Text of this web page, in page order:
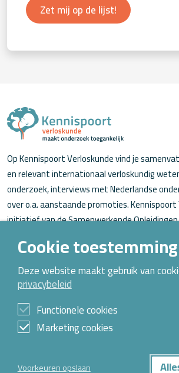
Zet mij op de lijst!
Op Kennispoort Verloskunde vind je
en relevant internationaal verloskundig
onderzoek, interviews met Nederlandse
over o.a. aanstaande promoties. Kennispoort
initiatief van de Samenwerkende
Over Kennispoort Verloskunde
Contact
Archief
Cookie toestemming
Deze website maakt gebruik van
privacybeleid
Functionele cookies
Marketing cookies
Voorkeuren opslaan